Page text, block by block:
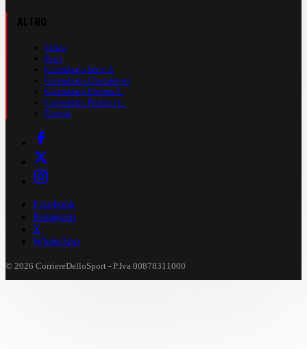
Video
Foto
Calendario Serie A
Calendario Champions
Calendario Europa L.
Calendario Premier L.
Casinò
Facebook
Instagram
X
WhatsApp
© 2026 CorriereDelloSport - P.Iva 00878311000